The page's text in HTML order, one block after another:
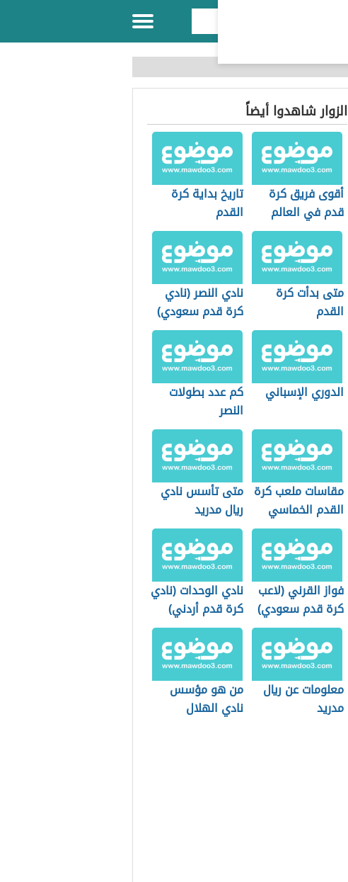
الزوار شاهدوا أيضاً
أقوى فريق كرة
قدم في العالم
تاريخ بداية كرة
القدم
متى بدأت كرة
القدم
نادي النصر (نادي
كرة قدم سعودي)
الدوري الإسباني
كم عدد بطولات
النصر
مقاسات ملعب كرة
القدم الخماسي
متى تأسس نادي
ريال مدريد
فواز القرني (لاعب
كرة قدم سعودي)
نادي الوحدات (نادي
كرة قدم أردني)
معلومات عن ريال
مدريد
من هو مؤسس
نادي الهلال